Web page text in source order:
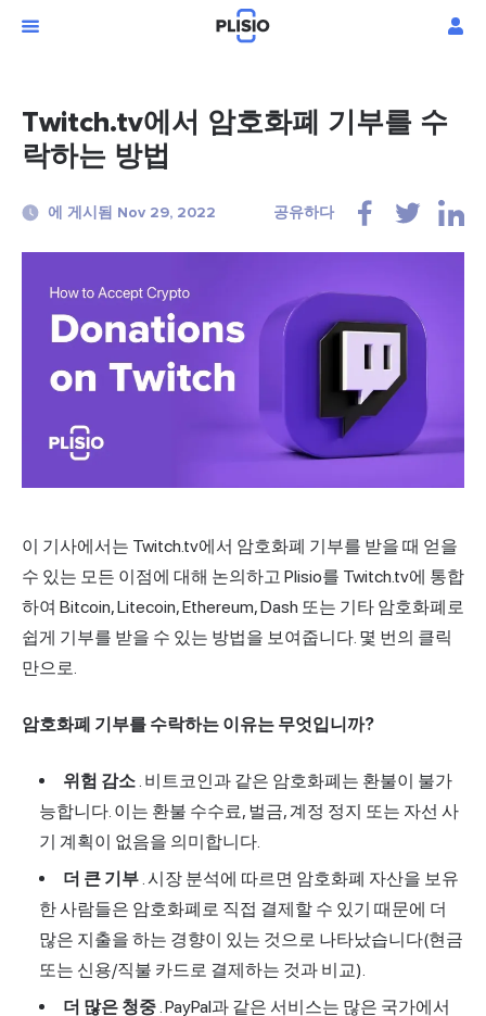
Twitch.tv에서 암호화폐 기부를 수
락하는 방법
에 게시됨 Nov 29, 2022 공유하다
이 기사에서는 Twitch.tv에서 암호화폐 기부를 받을 때 얻을
수 있는 모든 이점에 대해 논의하고 Plisio를 Twitch.tv에 통합
하여 Bitcoin, Litecoin, Ethereum, Dash 또는 기타 암호화폐로
쉽게 기부를 받을 수 있는 방법을 보여줍니다. 몇 번의 클릭
만으로.
암호화폐 기부를 수락하는 이유는 무엇입니까?
위험 감소. 비트코인과 같은 암호화폐는 환불이 불가
능합니다. 이는 환불 수수료, 벌금, 계정 정지 또는 자선 사
기 계획이 없음을 의미합니다.
더 큰 기부. 시장 분석에 따르면 암호화폐 자산을 보유
한 사람들은 암호화폐로 직접 결제할 수 있기 때문에 더
많은 지출을 하는 경향이 있는 것으로 나타났습니다(현금
또는 신용/직불 카드로 결제하는 것과 비교).
더 많은 청중. PayPal과 같은 서비스는 많은 국가에서